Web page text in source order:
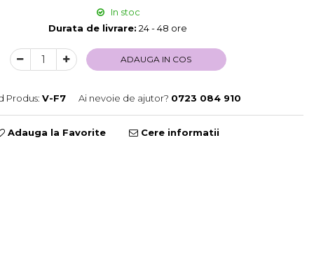
In stoc
Durata de livrare: 24 - 48 ore
ADAUGA IN COS
Produs: V-F7 Ai nevoie de ajutor? 0723 084 910
Adauga la Favorite Cere informatii